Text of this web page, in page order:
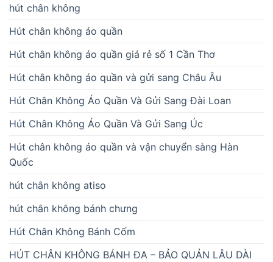
hút chân không
Hút chân không áo quần
Hút chân không áo quần giá rẻ số 1 Cần Thơ
Hút chân không áo quần và gửi sang Châu Âu
Hút Chân Không Áo Quần Và Gửi Sang Đài Loan
Hút Chân Không Áo Quần Và Gửi Sang Úc
Hút chân không áo quần và vận chuyển sàng Hàn
Quốc
hút chân không atiso
hút chân không bánh chưng
Hút Chân Không Bánh Cốm
HÚT CHÂN KHÔNG BÁNH ĐA – BẢO QUẢN LÂU DÀI